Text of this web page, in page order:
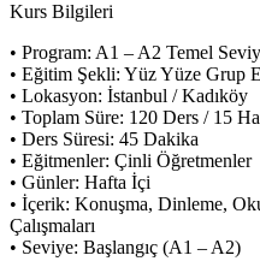
Kurs Bilgileri
• Program: A1 – A2 Temel
• Eğitim Şekli: Yüz Yüze Grup
• Lokasyon: İstanbul / Kadıköy
• Toplam Süre: 120 Ders / 15
• Ders Süresi: 45 Dakika
• Eğitmenler: Çinli Öğretmenler
• Günler: Hafta İçi
• İçerik: Konuşma, Dinleme,
Çalışmaları
• Seviye: Başlangıç (A1 – A2)